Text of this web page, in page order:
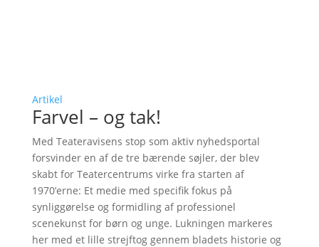
Artikel
Farvel – og tak!
Med Teateravisens stop som aktiv nyhedsportal
forsvinder en af de tre bærende søjler, der blev
skabt for Teatercentrums virke fra starten af
1970’erne: Et medie med specifik fokus på
synliggørelse og formidling af professionel
scenekunst for børn og unge. Lukningen markeres
her med et lille strejftog gennem bladets historie og